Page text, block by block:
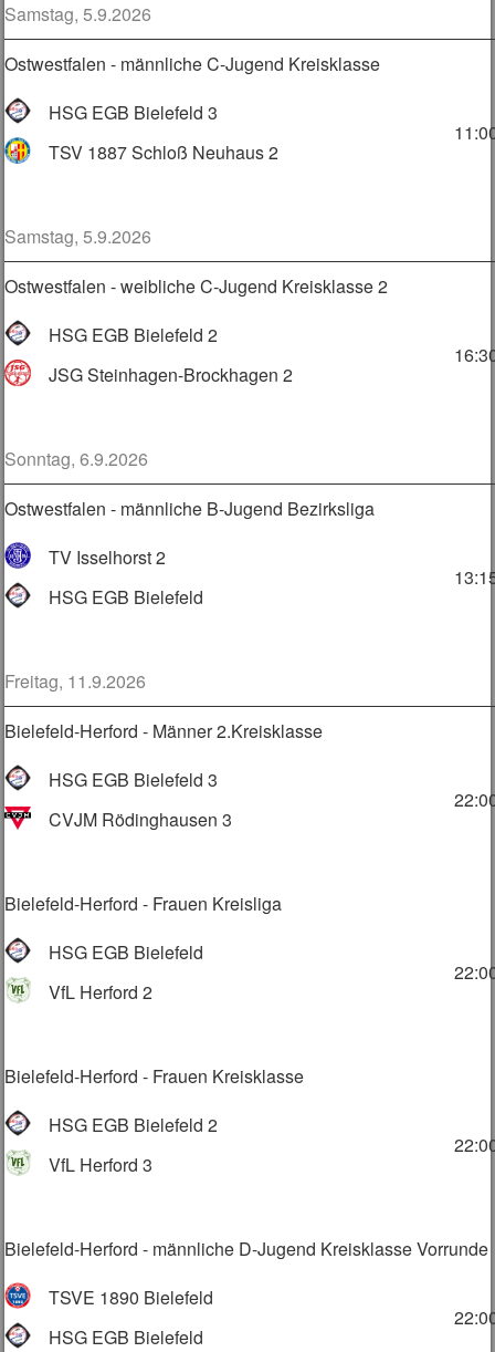
Samstag, 5.9.2026
Ostwestfalen - männliche C-Jugend Kreisklasse
HSG EGB Bielefeld 3
TSV 1887 Schloß Neuhaus 2
Samstag, 5.9.2026
Ostwestfalen - weibliche C-Jugend Kreisklasse 2
HSG EGB Bielefeld 2
JSG Steinhagen-Brockhagen 2
Sonntag, 6.9.2026
Ostwestfalen - männliche B-Jugend Bezirksliga
TV Isselhorst 2
HSG EGB Bielefeld
Freitag, 11.9.2026
Bielefeld-Herford - Männer 2.Kreisklasse
HSG EGB Bielefeld 3
CVJM Rödinghausen 3
Bielefeld-Herford - Frauen Kreisliga
HSG EGB Bielefeld
VfL Herford 2
Bielefeld-Herford - Frauen Kreisklasse
HSG EGB Bielefeld 2
VfL Herford 3
Bielefeld-Herford - männliche D-Jugend Kreisklasse Vorrunde
TSVE 1890 Bielefeld
HSG EGB Bielefeld